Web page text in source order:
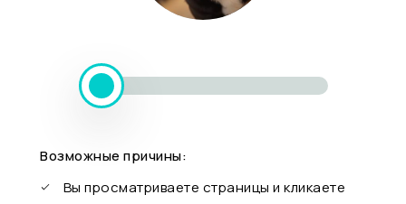
Возможные причины:
Вы просматриваете страницы и кликаете